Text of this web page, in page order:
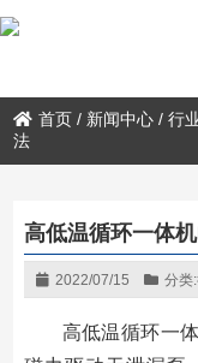
首页 / 新闻中心 /行
法
高低温循环一体
2022/07/15 分类:
高低温循环一